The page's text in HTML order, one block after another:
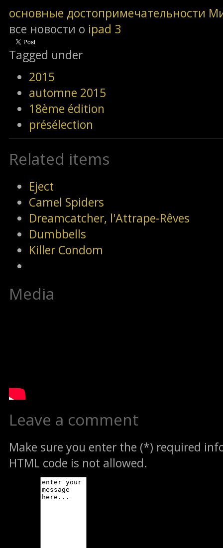
основные достопримечательности
все новости о ipad 3
Tagged under
2015
automne 2015
18ème édition
présélection
Related items
Eject
Camel Spiders
Dreamcatcher, l'Attrape-Rêves
Dumbbells
Killer Condom
Media
Leave a comment
Make sure you enter the (*) required
HTML code is not allowed.